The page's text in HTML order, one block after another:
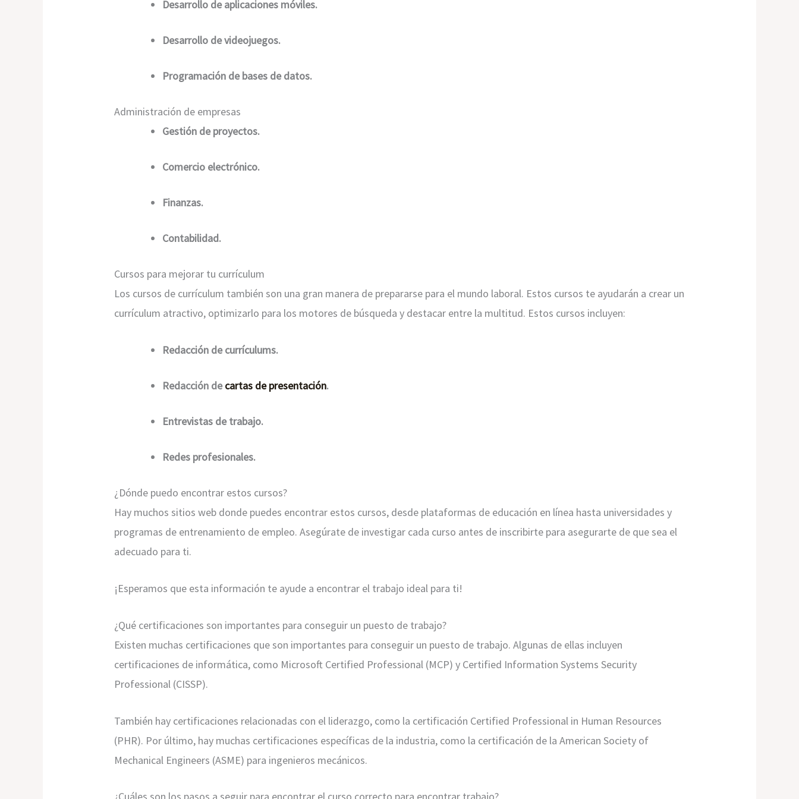
Desarrollo de aplicaciones móviles.
Desarrollo de videojuegos.
Programación de bases de datos.
Administración de empresas
Gestión de proyectos.
Comercio electrónico.
Finanzas.
Contabilidad.
Cursos para mejorar tu currículum
Los cursos de currículum también son una gran manera de prepararse para el mundo laboral. Estos cursos te ayudarán a crear un
currículum atractivo, optimizarlo para los motores de búsqueda y destacar entre la multitud. Estos cursos incluyen:
Redacción de currículums.
Redacción decartas de presentación.
Entrevistas de trabajo.
Redes profesionales.
¿Dónde puedo encontrar estos cursos?
Hay muchos sitios web donde puedes encontrar estos cursos, desde plataformas de educación en línea hasta universidades y
programas de entrenamiento de empleo. Asegúrate de investigar cada curso antes de inscribirte para asegurarte de que sea el
adecuado para ti.
¡Esperamos que esta información te ayude a encontrar el trabajo ideal para ti!
¿Qué certificaciones son importantes para conseguir un puesto de trabajo?
Existen muchas certificaciones que son importantes para conseguir un puesto de trabajo. Algunas de ellas incluyen
certificaciones de informática, como Microsoft Certified Professional (MCP) y Certified Information Systems Security
Professional (CISSP).
También hay certificaciones relacionadas con el liderazgo, como la certificación Certified Professional in Human Resources
(PHR). Por último, hay muchas certificaciones específicas de la industria, como la certificación de la American Society of
Mechanical Engineers (ASME) para ingenieros mecánicos.